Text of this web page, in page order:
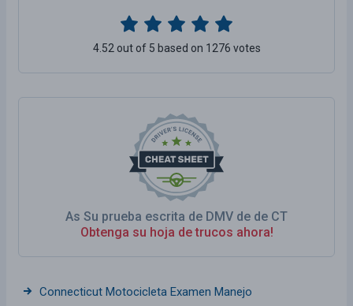
As Su prueba escrita de DMV de de CT
Obtenga su hoja de trucos ahora!
4.52 out of 5 based on 1276 votes
Connecticut Motocicleta Examen Manejo